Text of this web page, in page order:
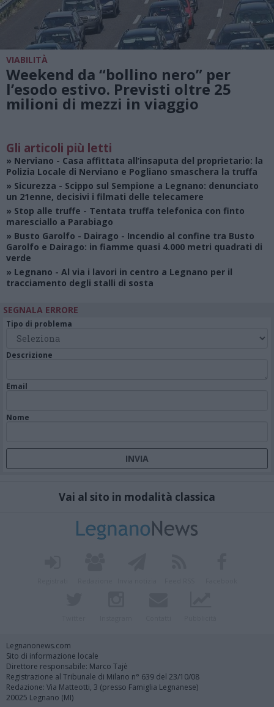
VIABILITÀ
Weekend da “bollino nero” per
l’esodo estivo. Previsti oltre 25
milioni di mezzi in viaggio
Gli articoli più letti
» Nerviano - Casa affittata all’insaputa del proprietario: la
Polizia Locale di Nerviano e Pogliano smaschera la truffa
» Sicurezza - Scippo sul Sempione a Legnano: denunciato
un 21enne, decisivi i filmati delle telecamere
» Stop alle truffe - Tentata truffa telefonica con finto
maresciallo a Parabiago
» Busto Garolfo - Dairago - Incendio al confine tra Busto
Garolfo e Dairago: in fiamme quasi 4.000 metri quadrati di
verde
» Legnano - Al via i lavori in centro a Legnano per il
tracciamento degli stalli di sosta
SEGNALA ERRORE
Tipo di problema
Descrizione
Email
Nome
Vai al sito in modalità classica
Legnanonews.com
Sito di informazione locale
Direttore responsabile: Marco Tajè
Registrazione al Tribunale di Milano n° 639 del 23/10/08
Redazione: Via Matteotti, 3 (presso Famiglia Legnanese)
20025 Legnano (MI)